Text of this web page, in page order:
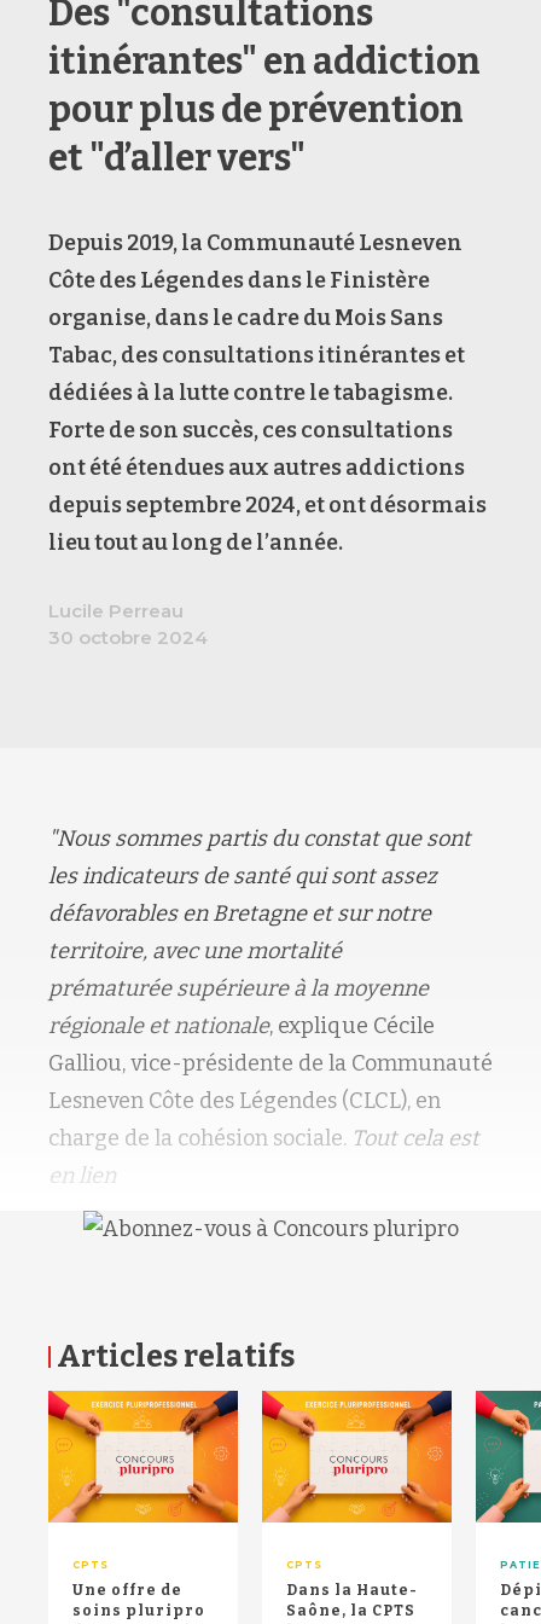
Des "consultations
itinérantes" en addiction
pour plus de prévention
et "d’aller vers"
Depuis 2019, la Communauté Lesneven
Côte des Légendes dans le Finistère
organise, dans le cadre du Mois Sans
Tabac, des consultations itinérantes et
dédiées à la lutte contre le tabagisme.
Forte de son succès, ces consultations
ont été étendues aux autres addictions
depuis septembre 2024, et ont désormais
lieu tout au long de l’année.
Lucile Perreau
30 octobre 2024
"Nous sommes partis du constat que sont
les indicateurs de santé qui sont assez
défavorables en Bretagne et sur notre
territoire, avec une mortalité
prématurée supérieure à la moyenne
régionale et nationale, explique Cécile
Galliou, vice-présidente de la Communauté
Lesneven Côte des Légendes (CLCL), en
charge de la cohésion sociale. Tout cela est
en lien
Articles relatifs
CPTS
Une offre de
soins pluripro
CPTS
Dans la Haute-
Saône, la CPTS
RETOUR HAUT DE PAGE